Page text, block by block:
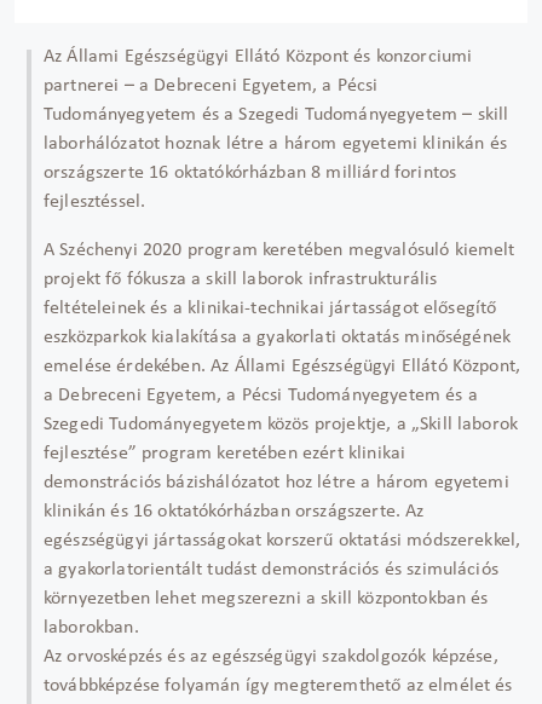
Az Állami Egészségügyi Ellátó Központ és konzorciumi
partnerei – a Debreceni Egyetem, a Pécsi
Tudományegyetem és a Szegedi Tudományegyetem – skill
laborhálózatot hoznak létre a három egyetemi klinikán és
országszerte 16 oktatókórházban 8 milliárd forintos
fejlesztéssel.
A Széchenyi 2020 program keretében megvalósuló kiemelt
projekt fő fókusza a skill laborok infrastrukturális
feltételeinek és a klinikai-technikai jártasságot elősegítő
eszközparkok kialakítása a gyakorlati oktatás minőségének
emelése érdekében. Az Állami Egészségügyi Ellátó Központ,
a Debreceni Egyetem, a Pécsi Tudományegyetem és a
Szegedi Tudományegyetem közös projektje, a „Skill laborok
fejlesztése” program keretében ezért klinikai
demonstrációs bázishálózatot hoz létre a három egyetemi
klinikán és 16 oktatókórházban országszerte. Az
egészségügyi jártasságokat korszerű oktatási módszerekkel,
a gyakorlatorientált tudást demonstrációs és szimulációs
környezetben lehet megszerezni a skill központokban és
laborokban.
Az orvosképzés és az egészségügyi szakdolgozók képzése,
továbbképzése folyamán így megteremthető az elmélet és